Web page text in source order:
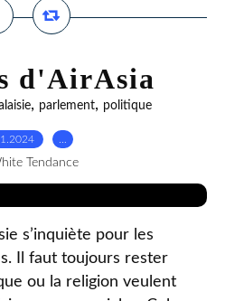
d'AirAsia
, parlement, politique
Tendance
s’inquiète pour les
Il faut toujours rester
ou la religion veulent